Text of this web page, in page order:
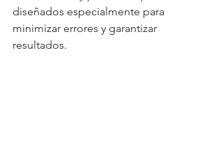
diseñados especialmente para
minimizar errores y garantizar
resultados.